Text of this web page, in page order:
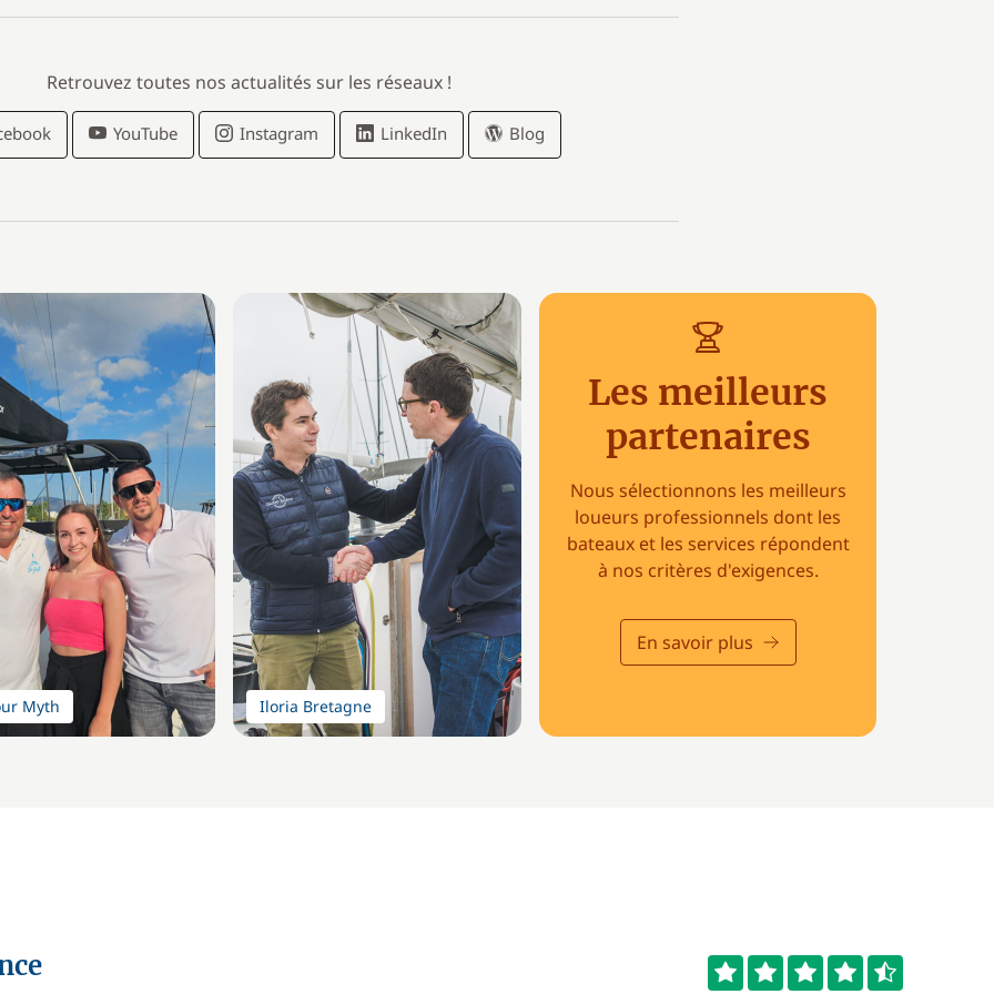
Retrouvez toutes nos actualités sur les réseaux !
YouTube Instagram LinkedIn Blog
Les meilleurs
partenaires
Nous sélectionnons les meilleurs
loueurs professionnels dont les
bateaux et les services répondent
à nos critères d'exigences.
En savoir plus
Myth Iloria Bretagne